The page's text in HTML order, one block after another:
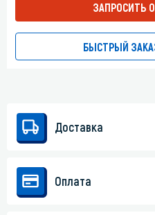
ЗАПРОСИТЬ
БЫСТРЫЙ
Доставка
Оплата